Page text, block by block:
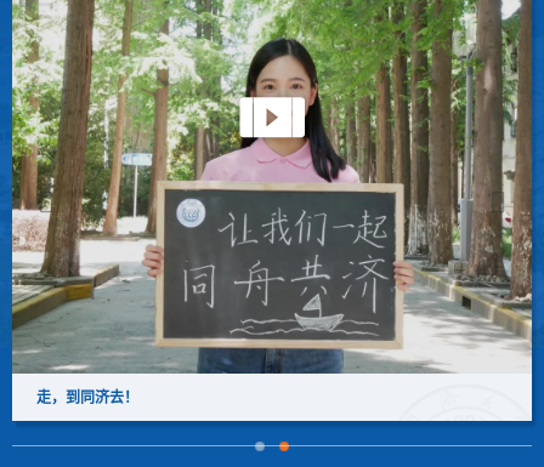
走，到同济去！